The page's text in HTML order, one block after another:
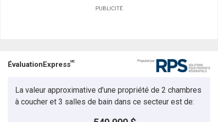
PUBLICITÉ
ÉvaluationExpressMC
La valeur approximative d'une propriété de 2 chambres
à coucher et 3 salles de bain dans ce secteur est de: